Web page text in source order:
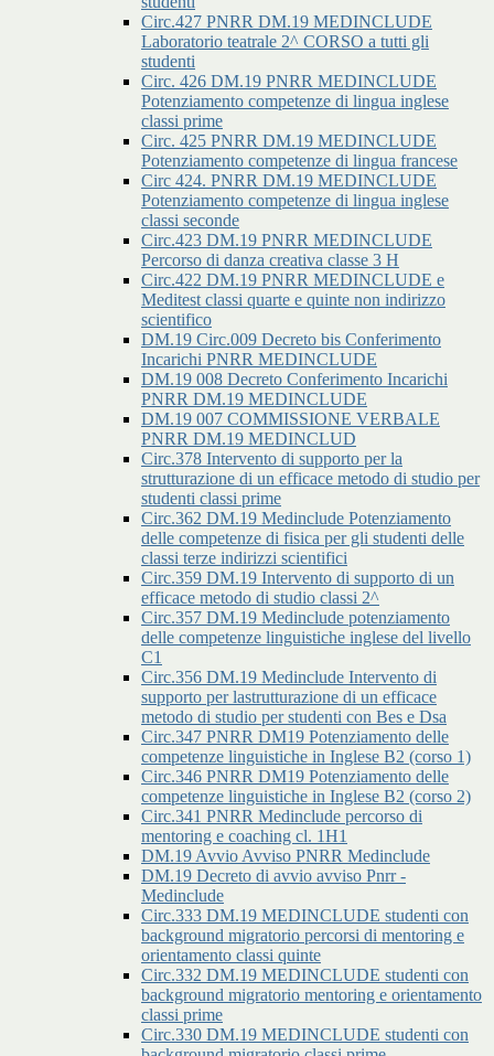
Circ.427 PNRR DM.19 MEDINCLUDE
Laboratorio teatrale 2^ CORSO a tutti gli
studenti
Circ. 426 DM.19 PNRR MEDINCLUDE
Potenziamento competenze di lingua inglese
classi prime
Circ. 425 PNRR DM.19 MEDINCLUDE
Potenziamento competenze di lingua francese
Circ 424. PNRR DM.19 MEDINCLUDE
Potenziamento competenze di lingua inglese
classi seconde
Circ.423 DM.19 PNRR MEDINCLUDE
Percorso di danza creativa classe 3 H
Circ.422 DM.19 PNRR MEDINCLUDE e
Meditest classi quarte e quinte non indirizzo
scientifico
DM.19 Circ.009 Decreto bis Conferimento
Incarichi PNRR MEDINCLUDE
DM.19 008 Decreto Conferimento Incarichi
PNRR DM.19 MEDINCLUDE
DM.19 007 COMMISSIONE VERBALE
PNRR DM.19 MEDINCLUD
Circ.378 Intervento di supporto per la
strutturazione di un efficace metodo di studio per
studenti classi prime
Circ.362 DM.19 Medinclude Potenziamento
delle competenze di fisica per gli studenti delle
classi terze indirizzi scientifici
Circ.359 DM.19 Intervento di supporto di un
efficace metodo di studio classi 2^
Circ.357 DM.19 Medinclude potenziamento
delle competenze linguistiche inglese del livello
C1
Circ.356 DM.19 Medinclude Intervento di
supporto per lastrutturazione di un efficace
metodo di studio per studenti con Bes e Dsa
Circ.347 PNRR DM19 Potenziamento delle
competenze linguistiche in Inglese B2 (corso 1)
Circ.346 PNRR DM19 Potenziamento delle
competenze linguistiche in Inglese B2 (corso 2)
Circ.341 PNRR Medinclude percorso di
mentoring e coaching cl. 1H1
DM.19 Avvio Avviso PNRR Medinclude
DM.19 Decreto di avvio avviso Pnrr -
Medinclude
Circ.333 DM.19 MEDINCLUDE studenti con
background migratorio percorsi di mentoring e
orientamento classi quinte
Circ.332 DM.19 MEDINCLUDE studenti con
background migratorio mentoring e orientamento
classi prime
Circ.330 DM.19 MEDINCLUDE studenti con